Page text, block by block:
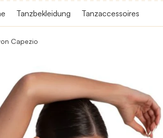
Tanzbekleidung Tanzaccessoires
Capezio